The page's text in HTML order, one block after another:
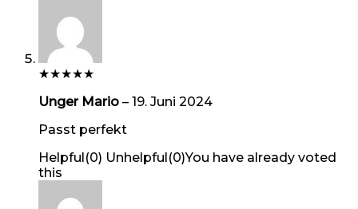
★★★★★
Unger Mario – 19. Juni 2024
Passt perfekt
Helpful(0) Unhelpful(0)You have already voted
this